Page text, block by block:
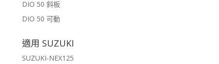
DIO 50 斜板
DIO 50 可動
適用 SUZUKI
SUZUKI-NEX125